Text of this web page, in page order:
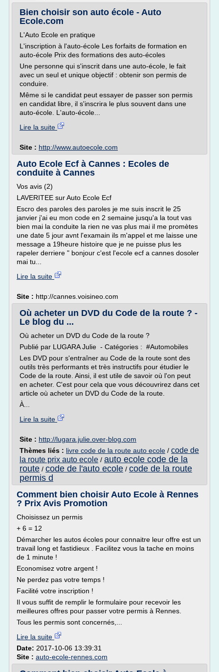
Bien choisir son auto école - Auto
Ecole.com
L'Auto Ecole en pratique
L'inscription à l'auto-école Les forfaits de formation en
auto-école Prix des formations des auto-écoles
Une personne qui s'inscrit dans une auto-école, le fait
avec un seul et unique objectif : obtenir son permis de
conduire.
Même si le candidat peut essayer de passer son permis
en candidat libre, il s'inscrira le plus souvent dans une
auto-école. L'auto-école...
Lire la suite
Site : http://www.autoecole.com
Auto Ecole Ecf à Cannes : Ecoles de
conduite à Cannes
Vos avis (2)
LAVERITEE sur Auto Ecole Ecf
Escro des paroles des paroles je me suis inscrit le 25
janvier j'ai eu mon code en 2 semaine jusqu'a la tout vas
bien mai la conduite la rien ne vas plus mai il me promètes
une date 5 jour avnt l'examain ils m'appel et me laisse une
message a 19heure histoire que je ne puisse plus les
rapeler derriere " bonjour c'est l'ecole ecf a cannes dosoler
mai tu...
Lire la suite
Site : http://cannes.voisineo.com
Où acheter un DVD du Code de la route ? -
Le blog du ...
Où acheter un DVD du Code de la route ?
Publié par LUGARA Julie - Catégories : #Automobiles
Les DVD pour s'entraîner au Code de la route sont des
outils très performants et très instructifs pour étudier le
Code de la route. Ainsi, il est utile de savoir où l'on peut
en acheter. C'est pour cela que vous découvrirez dans cet
article où acheter un DVD du Code de la route.
À...
Lire la suite
Site : http://lugara.julie.over-blog.com
Thèmes liés : livre code de la route auto ecole / code de
la route prix auto ecole / auto ecole code de la
route / code de l'auto ecole / code de la route
permis d
Comment bien choisir Auto Ecole à Rennes
? Prix Avis Promotion
Choisissez un permis
+ 6 = 12
Démarcher les autos écoles pour connaitre leur offre est un
travail long et fastidieux . Facilitez vous la tache en moins
de 1 minute !
Economisez votre argent !
Ne perdez pas votre temps !
Facilité votre inscription !
Il vous suffit de remplir le formulaire pour recevoir les
meilleures offres pour passer votre permis à Rennes.
Tous les permis sont concernés,...
Lire la suite
Date: 2017-10-06 13:39:31
Site : auto-ecole-rennes.com